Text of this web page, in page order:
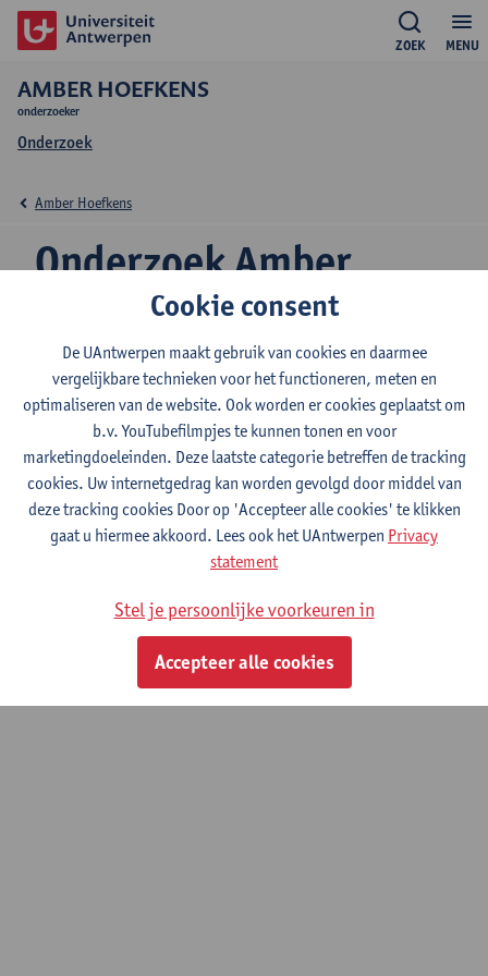
MENU
ZOEK
AMBER HOEFKENS
onderzoeker
Onderzoek
Onderzoek Amber
Hoefkens
Amber Hoefkens
Onderzoeksgroep
EduBROn
© UAntwerpen Privacybeleid Cookiebeleid Gebruiksvoorwaarden
Cookie consent
De UAntwerpen maakt gebruik van cookies en daarmee
vergelijkbare technieken voor het functioneren, meten en
optimaliseren van de website. Ook worden er cookies geplaatst om
b.v. YouTubefilmpjes te kunnen tonen en voor
marketingdoeleinden. Deze laatste categorie betreffen de tracking
cookies. Uw internetgedrag kan worden gevolgd door middel van
deze tracking cookies Door op 'Accepteer alle cookies' te klikken
gaat u hiermee akkoord. Lees ook het UAntwerpen Privacy
statement
Stel je persoonlijke voorkeuren in
Accepteer alle cookies